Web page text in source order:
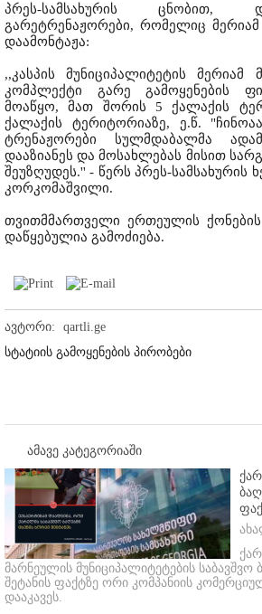
პრეს-სამსახურის ცნობით,
გარეტრენაჟორები, რომელიც
დაამონტაჟა:
,,კასპის მუნიციპალიტეტის
კომპლექტი გარე გამოყენების
მოაწყო, მათ შორის 5 ქალაქის
ქალაქის ტერიტორიაზე, ე.წ.
ტრენაჟორები სულმდაბალმა
დააზიანეს და მოსახლებას მისით
შეუზღუდეს.'' - წერს პრეს-
კორკომაშვილი.
თვითმმართველი ერთეულის ქონების
დაწყებულია გამოძიება.
ავტორი:
qartli.ge
სტატიის გამოყენების პირობები
ამავე კატეგორიაში
მარნეულის მუნიციპალიტეტების საბავშვო
შეტანის ფაქტზე ორი კომპანიის
დააკავეს.